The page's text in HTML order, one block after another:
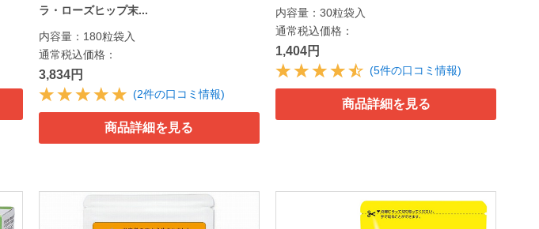
ラ・ローズヒップ末...
内容量：180粒袋入
通常税込価格：
3,834円
(2件の口コミ情報)
商品詳細を見る
内容量：30粒袋入
通常税込価格：
1,404円
(5件の口コミ情報)
商品詳細を見る